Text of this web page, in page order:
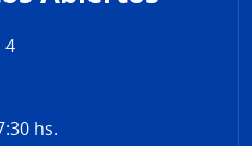
4
hs.